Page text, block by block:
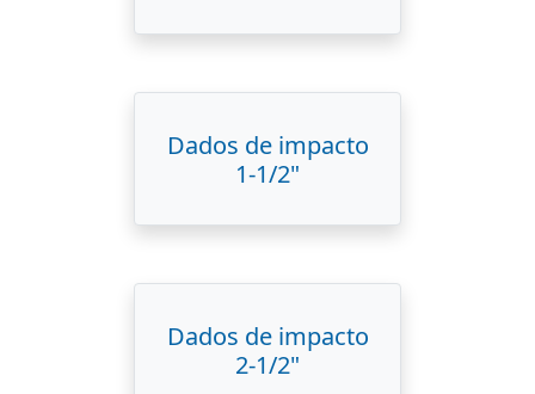
Dados de impacto
1-1/2"
Dados de impacto
2-1/2"